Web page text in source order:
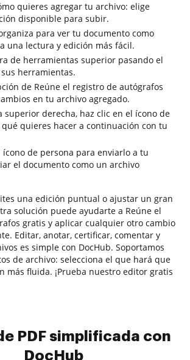
quieres agregar tu archivo: elige
disponible para subir.
para ver tu documento como
una lectura y edición más fácil.
de herramientas superior pasando el
herramientas.
de Reúne el registro de autógrafos
en tu archivo agregado.
superior derecha, haz clic en el ícono de
quieres hacer a continuación con tu
ícono de persona para enviarlo a tu
el documento como un archivo
una edición puntual o ajustar un gran
solución puede ayudarte a Reúne el
gratis y aplicar cualquier otro cambio
Editar, anotar, certificar, comentar y
es simple con DocHub. Soportamos
de archivo: selecciona el que hará que
más fluida. ¡Prueba nuestro editor gratis
PDF simplificada con
DocHub